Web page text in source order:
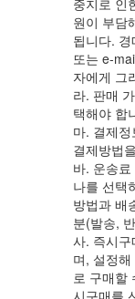
중지로 인
원이 부담
됩니다.
또는 e-
자에게 그
라. 판매
택해야 합
마. 결제
결제방법
바. 운송
나를 선택
방법과 배
분(발송,
사. 즉시
며, 설정
로 구매할
시구매를